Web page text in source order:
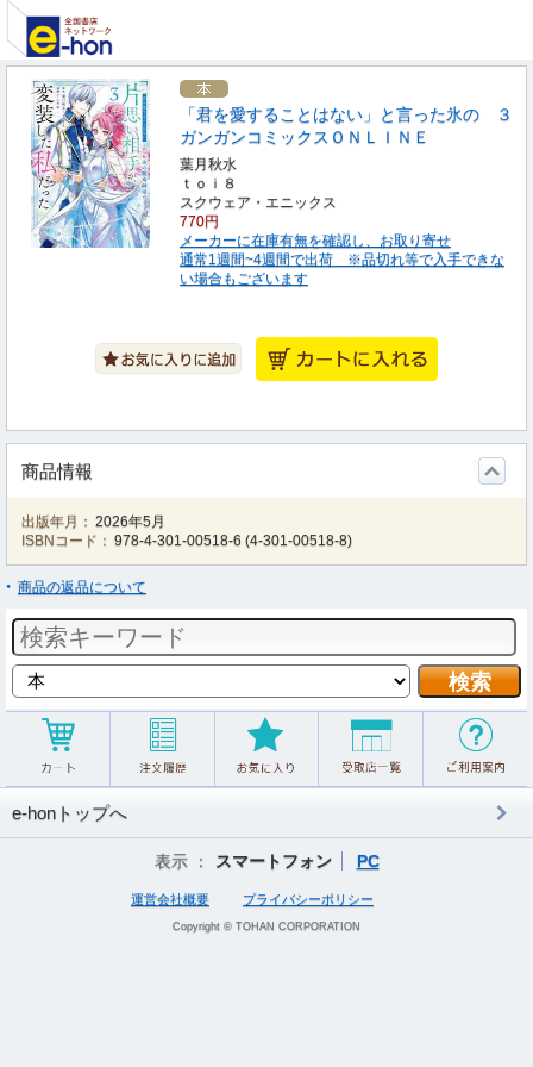
「君を愛することはない」と言った氷の ３
ガンガンコミックスＯＮＬＩＮＥ
葉月秋水
ｔｏｉ８
スクウェア・エニックス
770円
メーカーに在庫有無を確認し、お取り寄せ
通常1週間~4週間で出荷 ※品切れ等で入手できな
い場合もございます
商品情報
出版年月： 2026年5月
ISBNコード： 978-4-301-00518-6 (4-301-00518-8)
商品の返品について
e-honトップへ
表示 ： スマートフォン PC
運営会社概要 プライバシーポリシー
Copyright © TOHAN CORPORATION